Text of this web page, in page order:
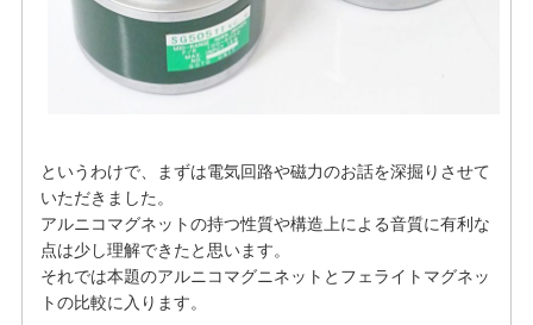
というわけで、まずは電気回路や磁力のお話を深掘りさせて
いただきました。
アルニコマグネットの持つ性質や構造上による音質に有利な
点は少し理解できたと思います。
それでは本題のアルニコマグニネットとフェライトマグネッ
トの比較に入ります。